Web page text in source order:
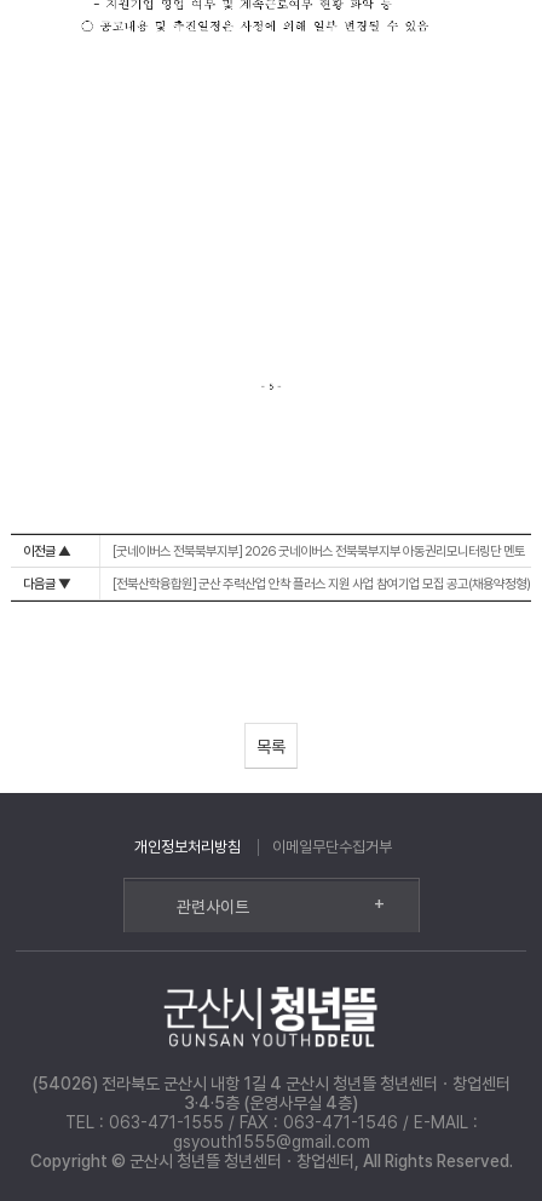
이전글 ▲ [굿네이버스 전북북부지부] 2026 굿네이버스 전북북부지부 아동권리모니터링단 멘토
모집다음글 ▼ [전북산학융합원] 군산 주력산업 안착 플러스 지원 사업 참여기업 모집 공고(채용약정형)
목록
개인정보처리방침 이메일무단수집거부
관련사이트 +
(54026) 전라북도 군산시 내항 1길 4 군산시 청년뜰 청년센터ㆍ창업센터
3·4·5층 (운영사무실 4층)
TEL : 063-471-1555 / FAX : 063-471-1546 / E-MAIL :
gsyouth1555@gmail.com
Copyright © 군산시 청년뜰 청년센터ㆍ창업센터, All Rights Reserved.